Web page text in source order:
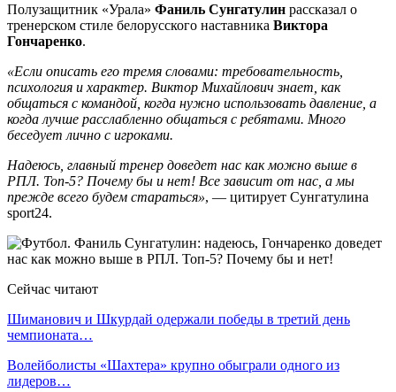
Полузащитник «Урала» Фаниль Сунгатулин рассказал о
тренерском стиле белорусского наставника Виктора
Гончаренко.
«Если описать его тремя словами: требовательность,
психология и характер. Виктор Михайлович знает, как
общаться с командой, когда нужно использовать давление, а
когда лучше расслабленно общаться с ребятами. Много
беседует лично с игроками.
Надеюсь, главный тренер доведет нас как можно выше в
РПЛ. Топ-5? Почему бы и нет! Все зависит от нас, а мы
прежде всего будем стараться», — цитирует Сунгатулина
sport24.
Сейчас читают
Шиманович и Шкурдай одержали победы в третий день
чемпионата…
Волейболисты «Шахтера» крупно обыграли одного из
лидеров…